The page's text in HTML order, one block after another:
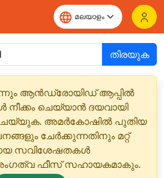
തിരയുക
ആൻഡ്രോയിഡ് ആപ്പിൽ
ചെയ്യാൻ ദയവായി
അമർകോഷിൽ പുതിയ
ചേർക്കുന്നതിനും മറ്റ്
സവിശേഷതകൾ
ഫീസ് സഹായകമാകും.